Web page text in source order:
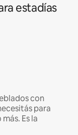
estadías
con
para
Es la